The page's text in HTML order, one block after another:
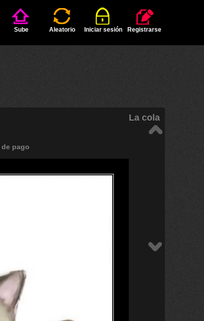
Sube Aleatorio Iniciar sesión Registrarse
La cola
de pago